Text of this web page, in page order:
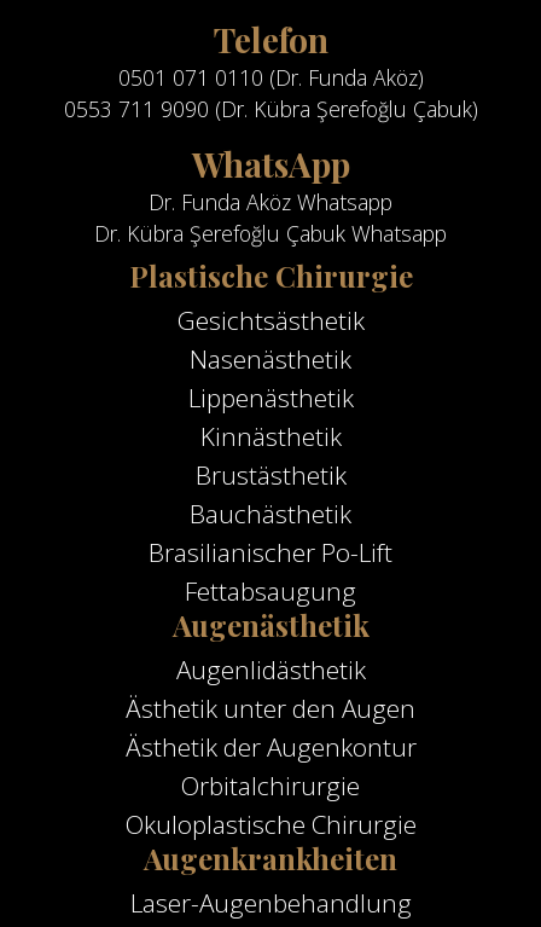
Telefon
0501 071 0110 (Dr. Funda Aköz)
0553 711 9090 (Dr. Kübra Şerefoğlu Çabuk)
WhatsApp
Dr. Funda Aköz Whatsapp
Dr. Kübra Şerefoğlu Çabuk Whatsapp
Plastische Chirurgie
Gesichtsästhetik
Nasenästhetik
Lippenästhetik
Kinnästhetik
Brustästhetik
Bauchästhetik
Brasilianischer Po-Lift
Fettabsaugung
Augenästhetik
Augenlidästhetik
Ästhetik unter den Augen
Ästhetik der Augenkontur
Orbitalchirurgie
Okuloplastische Chirurgie
Augenkrankheiten
Laser-Augenbehandlung